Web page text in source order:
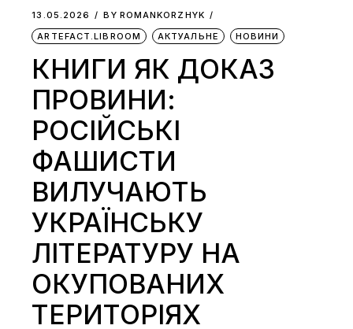
13.05.2026 BY ROMANKORZHYK
ARTEFACT.LIBROOM
АКТУАЛЬНЕ НОВИНИ
КНИГИ ЯК ДОКАЗ
ПРОВИНИ:
РОСІЙСЬКІ
ФАШИСТИ
ВИЛУЧАЮТЬ
УКРАЇНСЬКУ
ЛІТЕРАТУРУ НА
ОКУПОВАНИХ
ТЕРИТОРІЯХ